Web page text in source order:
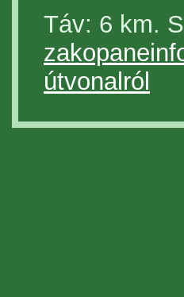
Táv: 6 km.
útvonalról